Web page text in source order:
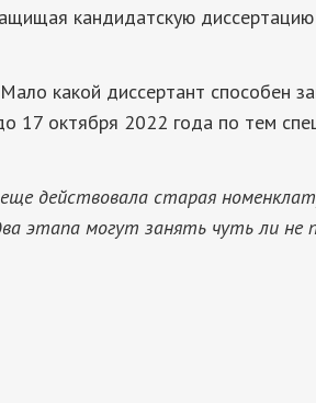
кандидатскую
какой диссертант способен
17 октября 2022 года по тем
действовала старая
этапа могут занять чуть ли не